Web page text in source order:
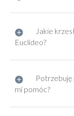
Jakie
Euclideo?
Potrzebuję
mi pomóc?